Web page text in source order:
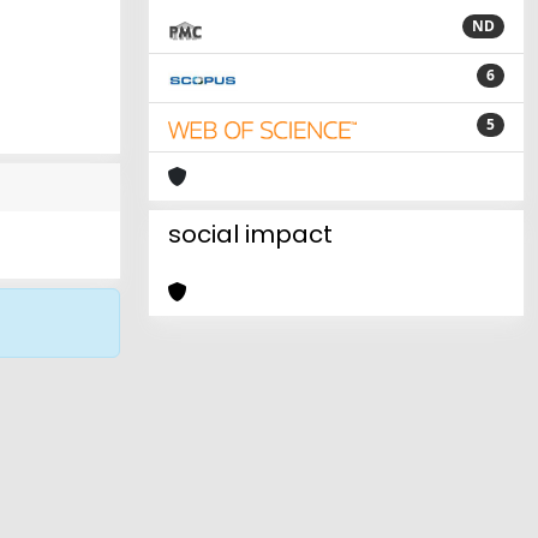
ND
6
5
social impact